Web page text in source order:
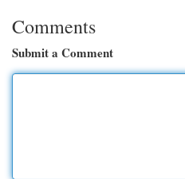
Comments
Submit a Comment